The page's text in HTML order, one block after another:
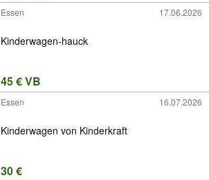
Essen 17.06.2026
Kinderwagen-hauck
45 € VB
Essen 16.07.2026
Kinderwagen von Kinderkraft
30 €